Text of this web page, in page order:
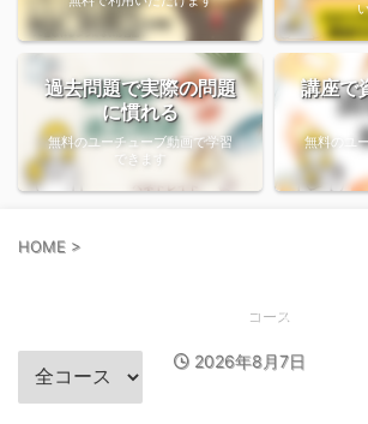
過去問題で実際の問題
に慣れる
無料のユーチューブ動画で学習
できます
講座で
無料のユ
HOME >
コース
2026年8月7日